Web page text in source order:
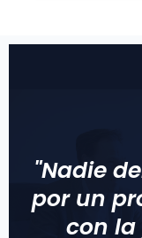
"Nadie
por un
con la